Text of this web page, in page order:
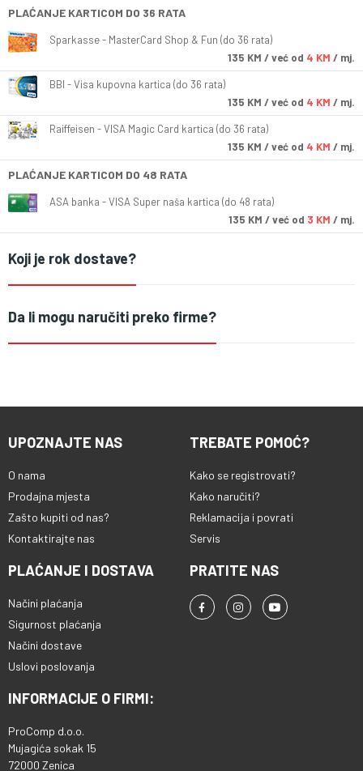
PLAĆANJE KARTICOM DO 36 RATA
Sparkasse - MasterCard Shop & Fun (do 36 rata)
135 KM / već od 4 KM / mj.
BBI - Visa kupovna kartica (do 36 rata)
135 KM / već od 4 KM / mj.
Raiffeisen - VISA Magic Card kartica (do 36 rata)
135 KM / već od 4 KM / mj.
PLAĆANJE KARTICOM DO 48 RATA
ASA banka - VISA Super naša kartica (do 48 rata)
135 KM / već od 3 KM / mj.
Koji je rok dostave?
Da li mogu naručiti preko firme?
UPOZNAJTE NAS
O nama
Prodajna mjesta
Zašto kupiti od nas?
Kontaktirajte nas
TREBATE POMOĆ?
Kako se registrovati?
Kako naručiti?
Reklamacija i povrati
Servis
PLAĆANJE I DOSTAVA
Načini plaćanja
Sigurnost plaćanja
Načini dostave
Uslovi poslovanja
PRATITE NAS
INFORMACIJE O FIRMI:
ProComp d.o.o.
Mujagića sokak 15
72000 Zenica